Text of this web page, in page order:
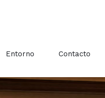
Entorno Contacto